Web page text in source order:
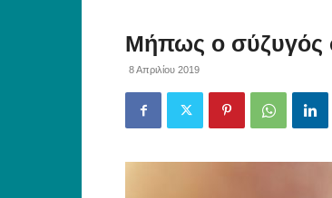
Μήπως ο σύζυγός
8 Απριλίου 2019